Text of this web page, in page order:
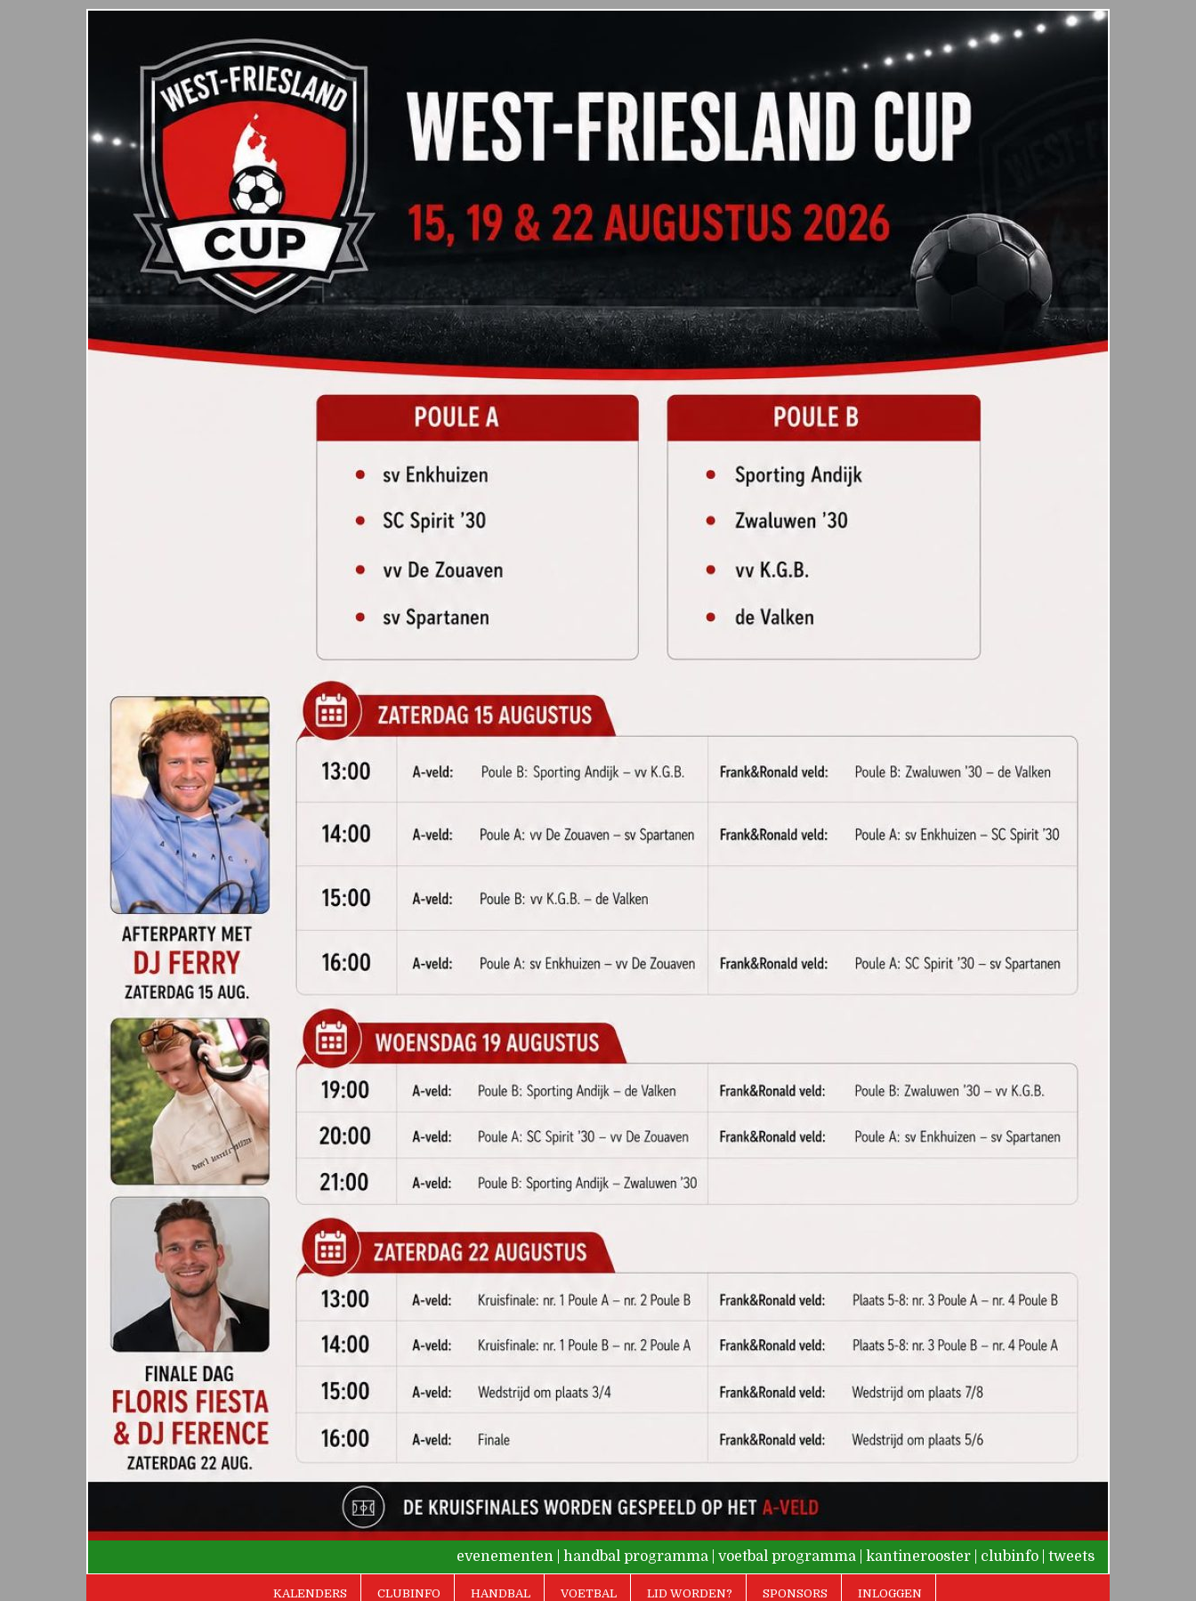
evenementen handbal programma voetbal programma kantinerooster clubinfo tweets
KALENDERS CLUBINFO HANDBAL VOETBAL LID WORDEN? SPONSORS INLOGGEN